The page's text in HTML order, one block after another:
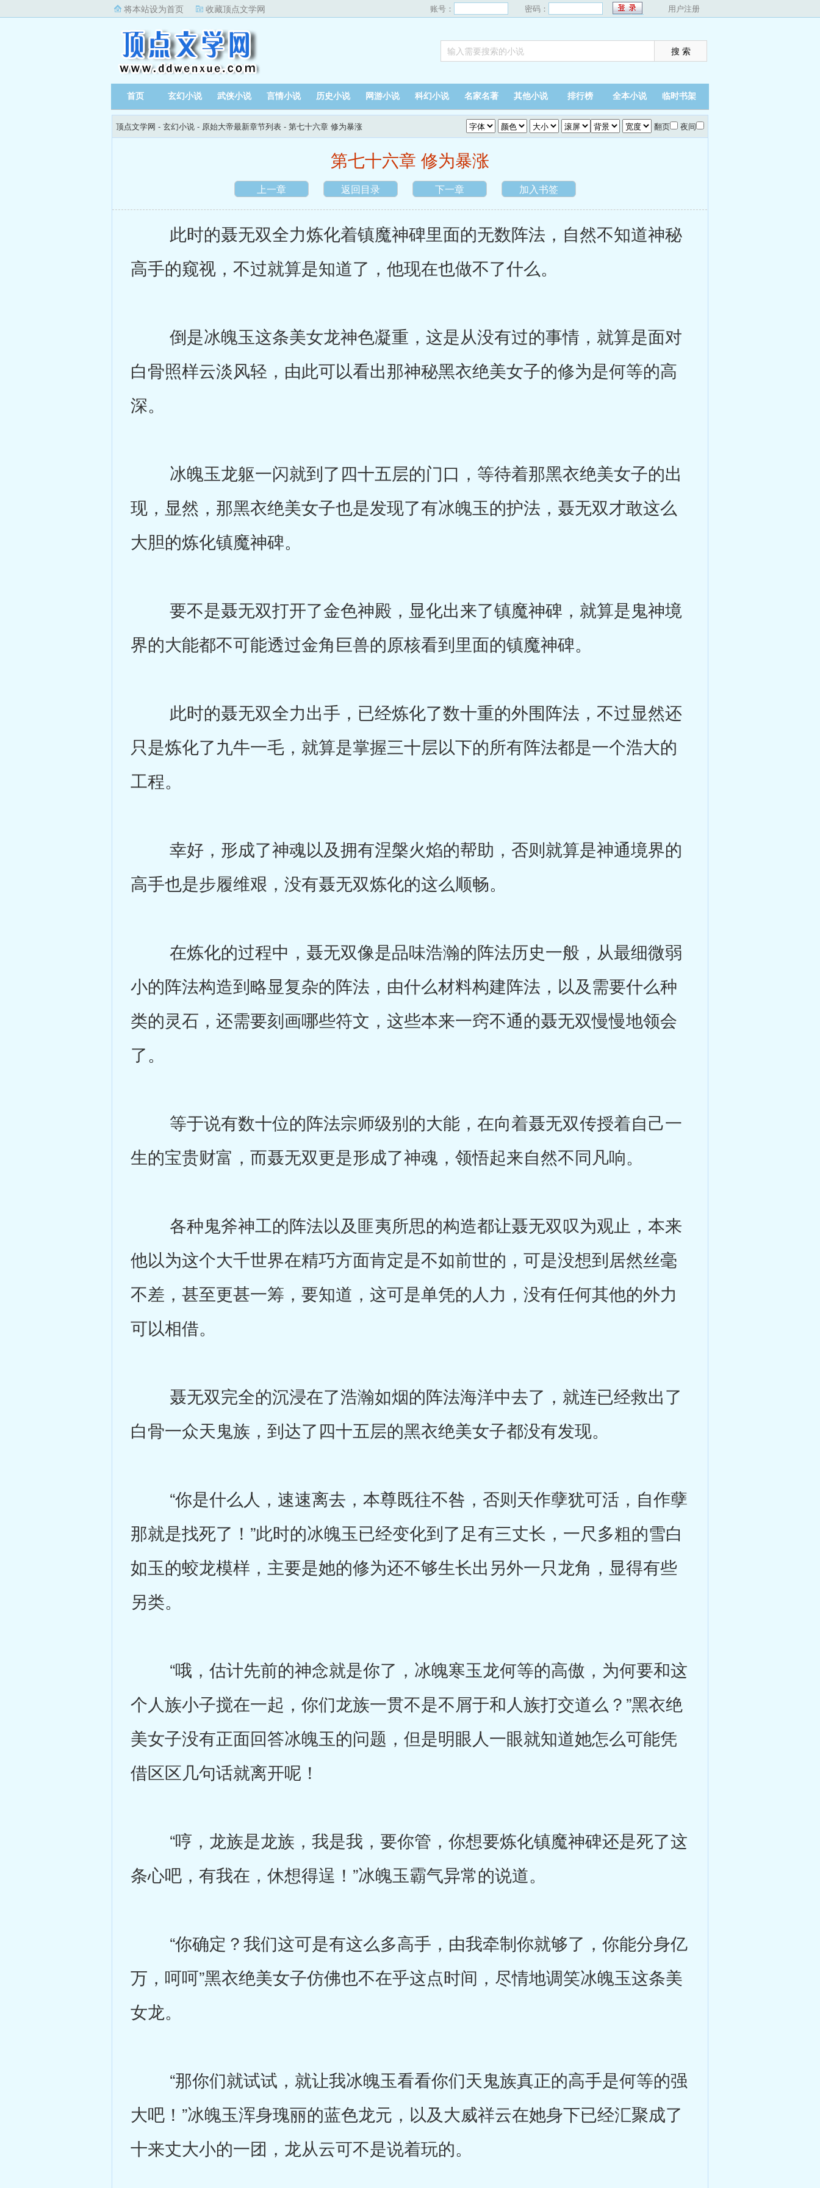
将本站设为首页 收藏顶点文学网 账号： 密码： 用户注册
首页 玄幻小说 武侠小说 言情小说 历史小说 网游小说 科幻小说 名家名著 其他小说 排行榜 全本小说 临时书架
顶点文学网 - 玄幻小说 - 原始大帝最新章节列表 - 第七十六章 修为暴涨 翻页 夜间
第七十六章 修为暴涨
上一章 返回目录 下一章 加入书签
此时的聂无双全力炼化着镇魔神碑里面的无数阵法，自然不知道神秘
高手的窥视，不过就算是知道了，他现在也做不了什么。
倒是冰魄玉这条美女龙神色凝重，这是从没有过的事情，就算是面对
白骨照样云淡风轻，由此可以看出那神秘黑衣绝美女子的修为是何等的高
深。
冰魄玉龙躯一闪就到了四十五层的门口，等待着那黑衣绝美女子的出
现，显然，那黑衣绝美女子也是发现了有冰魄玉的护法，聂无双才敢这么
大胆的炼化镇魔神碑。
要不是聂无双打开了金色神殿，显化出来了镇魔神碑，就算是鬼神境
界的大能都不可能透过金角巨兽的原核看到里面的镇魔神碑。
此时的聂无双全力出手，已经炼化了数十重的外围阵法，不过显然还
只是炼化了九牛一毛，就算是掌握三十层以下的所有阵法都是一个浩大的
工程。
幸好，形成了神魂以及拥有涅槃火焰的帮助，否则就算是神通境界的
高手也是步履维艰，没有聂无双炼化的这么顺畅。
在炼化的过程中，聂无双像是品味浩瀚的阵法历史一般，从最细微弱
小的阵法构造到略显复杂的阵法，由什么材料构建阵法，以及需要什么种
类的灵石，还需要刻画哪些符文，这些本来一窍不通的聂无双慢慢地领会
了。
等于说有数十位的阵法宗师级别的大能，在向着聂无双传授着自己一
生的宝贵财富，而聂无双更是形成了神魂，领悟起来自然不同凡响。
各种鬼斧神工的阵法以及匪夷所思的构造都让聂无双叹为观止，本来
他以为这个大千世界在精巧方面肯定是不如前世的，可是没想到居然丝毫
不差，甚至更甚一筹，要知道，这可是单凭的人力，没有任何其他的外力
可以相借。
聂无双完全的沉浸在了浩瀚如烟的阵法海洋中去了，就连已经救出了
白骨一众天鬼族，到达了四十五层的黑衣绝美女子都没有发现。
“你是什么人，速速离去，本尊既往不咎，否则天作孽犹可活，自作孽
那就是找死了！”此时的冰魄玉已经变化到了足有三丈长，一尺多粗的雪白
如玉的蛟龙模样，主要是她的修为还不够生长出另外一只龙角，显得有些
另类。
“哦，估计先前的神念就是你了，冰魄寒玉龙何等的高傲，为何要和这
个人族小子搅在一起，你们龙族一贯不是不屑于和人族打交道么？”黑衣绝
美女子没有正面回答冰魄玉的问题，但是明眼人一眼就知道她怎么可能凭
借区区几句话就离开呢！
“哼，龙族是龙族，我是我，要你管，你想要炼化镇魔神碑还是死了这
条心吧，有我在，休想得逞！”冰魄玉霸气异常的说道。
“你确定？我们这可是有这么多高手，由我牵制你就够了，你能分身亿
万，呵呵”黑衣绝美女子仿佛也不在乎这点时间，尽情地调笑冰魄玉这条美
女龙。
“那你们就试试，就让我冰魄玉看看你们天鬼族真正的高手是何等的强
大吧！”冰魄玉浑身瑰丽的蓝色龙元，以及大威祥云在她身下已经汇聚成了
十来丈大小的一团，龙从云可不是说着玩的。